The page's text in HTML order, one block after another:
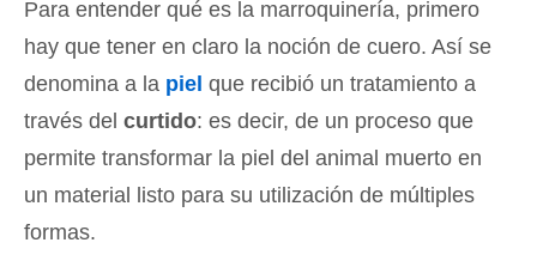
Para entender qué es la marroquinería, primero
hay que tener en claro la noción de cuero. Así se
denomina a la piel que recibió un tratamiento a
través del curtido: es decir, de un proceso que
permite transformar la piel del animal muerto en
un material listo para su utilización de múltiples
formas.